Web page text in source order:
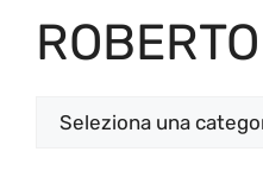
Categorie